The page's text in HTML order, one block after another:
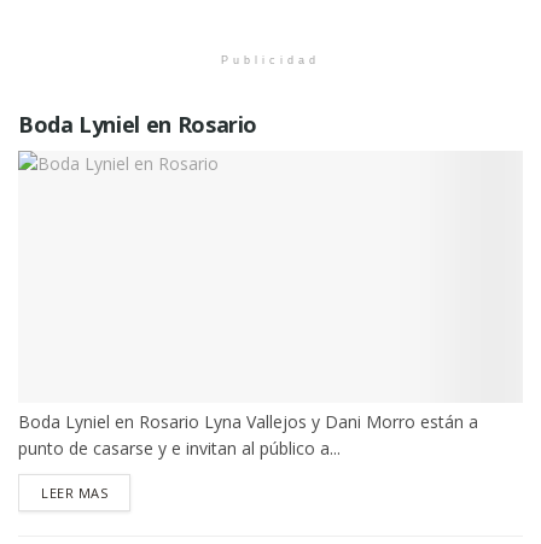
Publicidad
Boda Lyniel en Rosario
Boda Lyniel en Rosario Lyna Vallejos y Dani Morro están a
punto de casarse y e invitan al público a...
LEER MASDETAILS